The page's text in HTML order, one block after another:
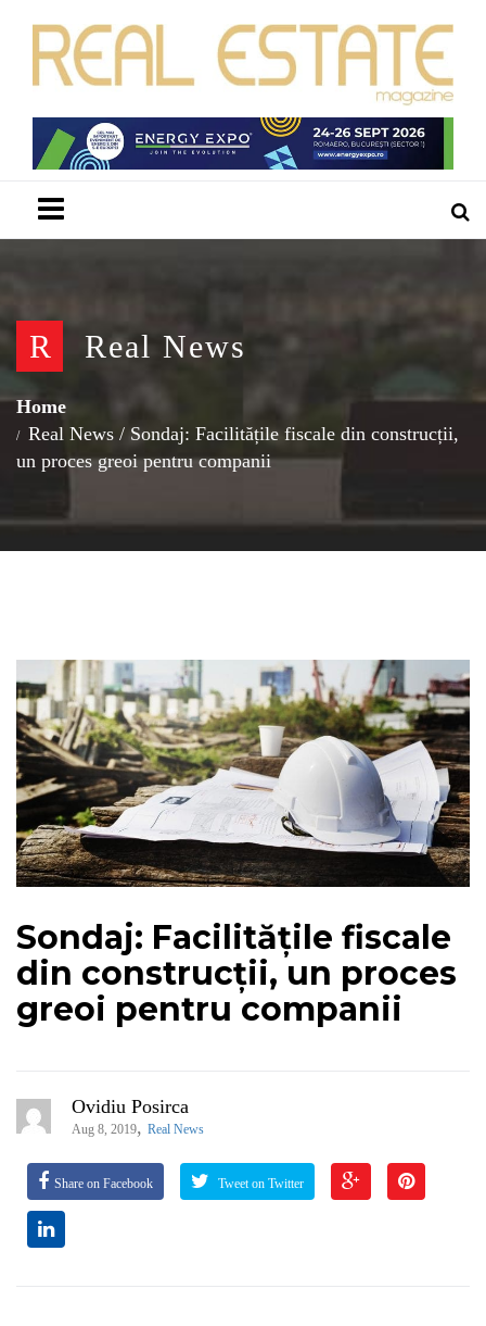
R Real News
Home
Real News / Sondaj: Facilitățile fiscale din construcții,
un proces greoi pentru companii
Sondaj: Facilitățile fiscale
din construcții, un proces
greoi pentru companii
Ovidiu Posirca
Aug 8, 2019, Real News
Share on Facebook Tweet on Twitter